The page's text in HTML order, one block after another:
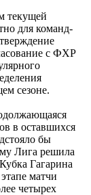
текущей
для команд-
с ФХР
сезоне.
в оставшихся
бы
Лига решила
Гагарина
матчи
четырех